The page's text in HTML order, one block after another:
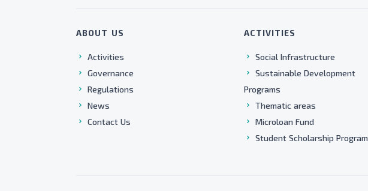
ABOUT US
Activities
Governance
Regulations
News
Contact Us
ACTIVITIES
Social Infrastructure
Sustainable Development
Programs
Thematic areas
Microloan Fund
Student Scholarship Program